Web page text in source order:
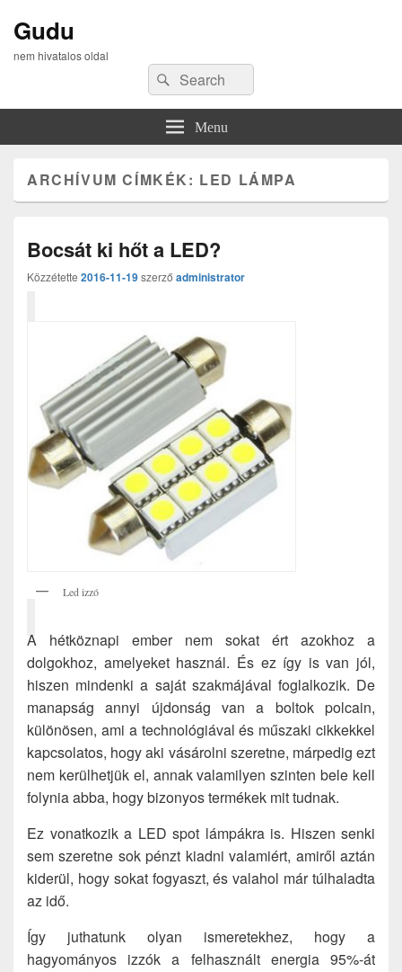
Gudu
nem hivatalos oldal
Search
for:
Search
Menu
ARCHÍVUM CÍMKÉK: LED LÁMPA
Bocsát ki hőt a LED?
Közzétette 2016-11-19szerző administrator
Led izzó
A hétköznapi ember nem sokat ért azokhoz a
dolgokhoz, amelyeket használ. És ez így is van jól,
hiszen mindenki a saját szakmájával foglalkozik. De
manapság annyi újdonság van a boltok polcain,
különösen, ami a technológiával és műszaki cikkekkel
kapcsolatos, hogy aki vásárolni szeretne, márpedig ezt
nem kerülhetjük el, annak valamilyen szinten bele kell
folynia abba, hogy bizonyos termékek mit tudnak.
Ez vonatkozik a LED spot lámpákra is. Hiszen senki
sem szeretne sok pénzt kiadni valamiért, amiről aztán
kiderül, hogy sokat fogyaszt, és valahol már túlhaladta
az idő.
Így juthatunk olyan ismeretekhez, hogy a
hagyományos izzók a felhasznált energia 95%-át